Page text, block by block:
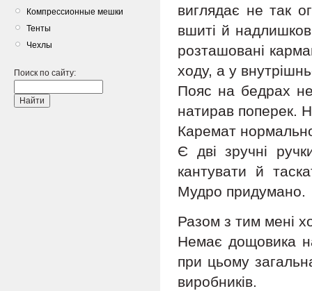
Компрессионные мешки
Тенты
Чехлы
Поиск по сайту:
виглядає не так
вшиті й
розташовані
ходу, а у
Пояс на бедрах
натирав поперек.
Каремат
Є дві зручні
кантувати й
Мудро придумано.
Разом з тим мені
Немає дощовика
при цьому
виробників.